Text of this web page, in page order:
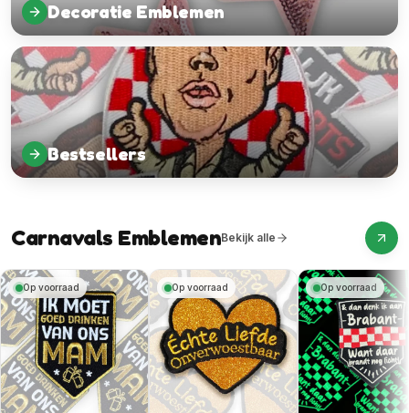
Decoratie Emblemen
Bestsellers
Carnavals EmblemenBekijk alle
Op voorraad Op voorraad Op voorraad